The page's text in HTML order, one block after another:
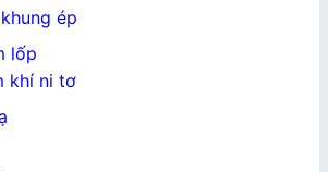
ép
lốp
khí ni tơ